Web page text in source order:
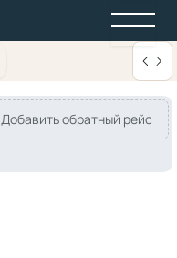
Добавить обратный рейс